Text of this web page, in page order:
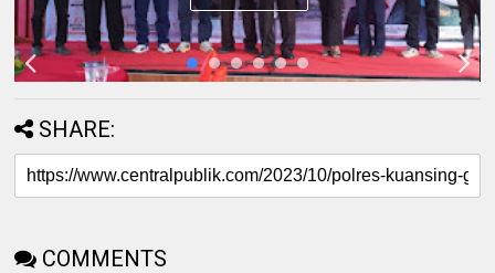
SHARE:
COMMENTS